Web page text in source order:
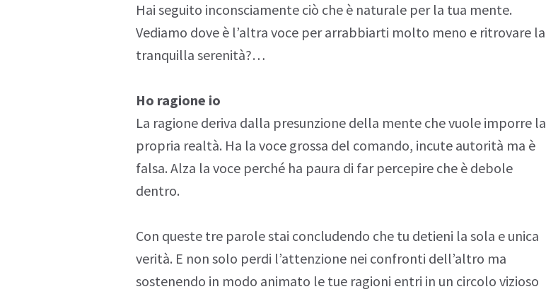
Hai seguito inconsciamente ciò che è naturale per la tua mente.
Vediamo dove è l’altra voce per arrabbiarti molto meno e ritrovare la
tranquilla serenità?…
Ho ragione io
La ragione deriva dalla presunzione della mente che vuole imporre la
propria realtà. Ha la voce grossa del comando, incute autorità ma è
falsa. Alza la voce perché ha paura di far percepire che è debole
dentro.
Con queste tre parole stai concludendo che tu detieni la sola e unica
verità. E non solo perdi l’attenzione nei confronti dell’altro ma
sostenendo in modo animato le tue ragioni entri in un circolo vizioso